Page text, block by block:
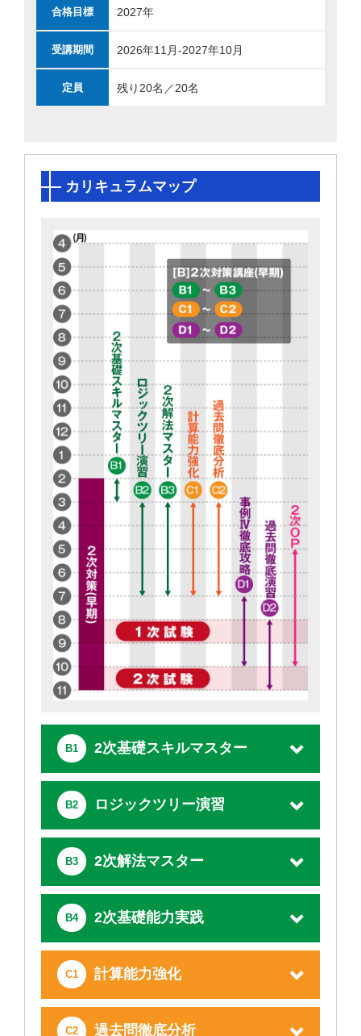
合格目標 2027年
受講期間 2026年11月‐2027年10月
定員 残り20名／20名
カリキュラムマップ
B1 2次基礎スキルマスター
B2 ロジックツリー演習
B3 2次解法マスター
B4 2次基礎能力実践
C1 計算能力強化
C2 過去問徹底分析